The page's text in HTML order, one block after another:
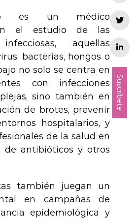
es un médico
el estudio de las
aquellas
bacterias, hongos o
no solo se centra en
con infecciones
sino también en
de brotes, prevenir
hospitalarios, y
de la salud en
de antibióticos y otros
también juegan un
en campañas de
epidemiológica y
Suscríbete